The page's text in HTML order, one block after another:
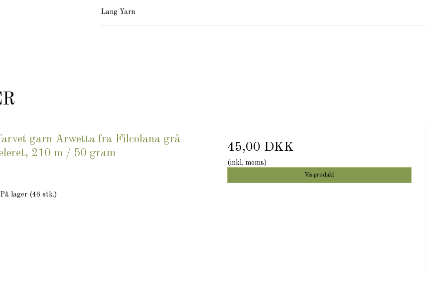
Lang Yarn
garn Arwetta fra Filcolana grå
210 m / 50 gram
På lager (46 stk.)
45,00 DKK
(inkl. moms)
Vis produkt